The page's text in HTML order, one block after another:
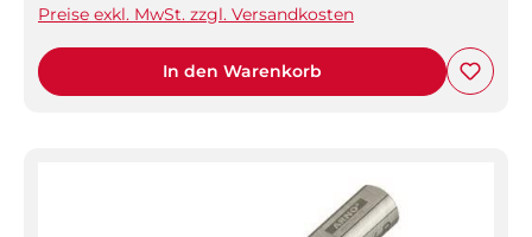
Preise exkl. MwSt. zzgl. Versandkosten
In den Warenkorb